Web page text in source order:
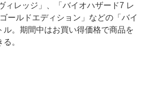
ィレッジ」、「バイオハザード7 レ
ールドエディション」などの「バイ
ル。期間中はお買い得価格で商品を
。